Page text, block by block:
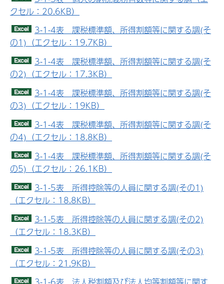
クセル：20.6KB）
3-1-4表 課税標準額、所得割額等に関する調(そ
の1)（エクセル：19.7KB）
3-1-4表 課税標準額、所得割額等に関する調(そ
の2)（エクセル：17.3KB）
3-1-4表 課税標準額、所得割額等に関する調(そ
の3)（エクセル：19KB）
3-1-4表 課税標準額、所得割額等に関する調(そ
の4)（エクセル：18.8KB）
3-1-4表 課税標準額、所得割額等に関する調(そ
の5)（エクセル：26.1KB）
3-1-5表 所得控除等の人員に関する調(その1)
（エクセル：18.8KB）
3-1-5表 所得控除等の人員に関する調(その2)
（エクセル：18.3KB）
3-1-5表 所得控除等の人員に関する調(その3)
（エクセル：21.9KB）